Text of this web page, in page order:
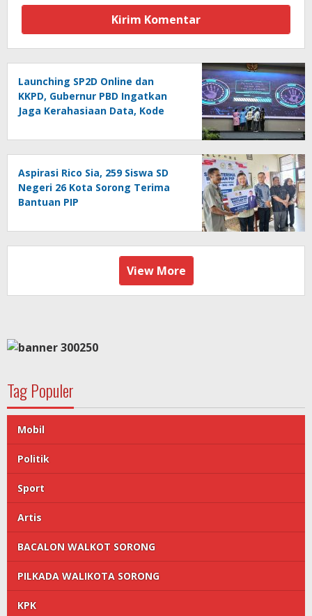
Launching SP2D Online dan
KKPD, Gubernur PBD Ingatkan
Jaga Kerahasiaan Data, Kode
Aspirasi Rico Sia, 259 Siswa SD
Negeri 26 Kota Sorong Terima
Bantuan PIP
View More
Tag Populer
Mobil
Politik
Sport
Artis
BACALON WALKOT SORONG
PILKADA WALIKOTA SORONG
KPK